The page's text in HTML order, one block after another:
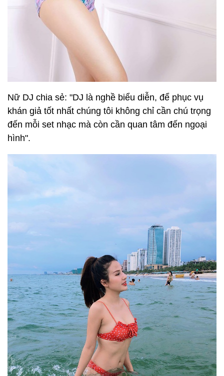
Nữ DJ chia sẻ: "DJ là nghề biểu diễn, để phục vụ
khán giả tốt nhất chúng tôi không chỉ cần chú trọng
đến mỗi set nhạc mà còn cần quan tâm đến ngoại
hình".